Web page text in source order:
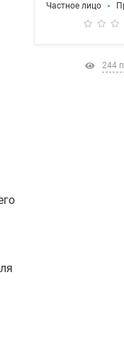
Частное лицо
244